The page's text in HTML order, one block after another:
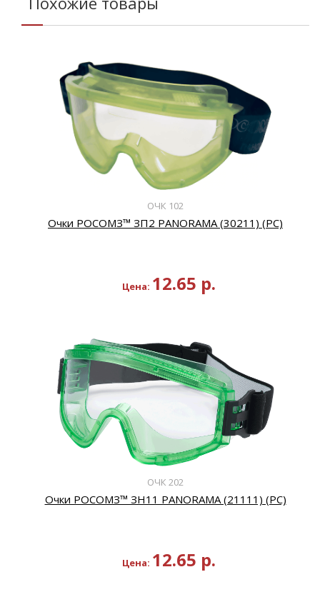
ОЧК 102
Очки РОСОМЗ™ ЗП2 PANORAMA (30211) (PС)
Цена: 12.65 р.
ОЧК 202
Очки РОСОМЗ™ ЗН11 PANORAMA (21111) (PС)
Цена: 12.65 р.